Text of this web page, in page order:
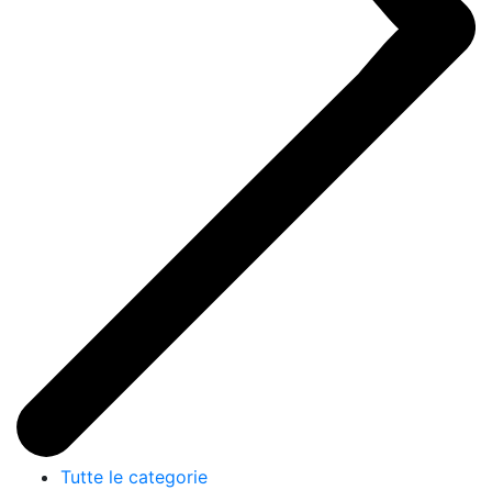
Tutte le categorie